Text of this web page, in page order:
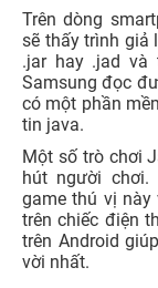
Trên dòng
sẽ thấy trình giả
.jar hay .jad và
Samsung đọc
có một phần
tin java.
Một số trò chơi
hút người chơi.
game thú vị này
trên chiếc điện
trên Android
vời nhất.